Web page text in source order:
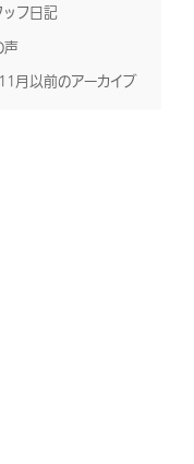
フ日記
声
月以前のアーカイブ